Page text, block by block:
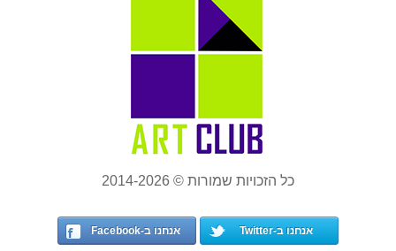
כל הזכויות שמורות © 2014-2026
אנחנו ב-Twitter אנחנו ב-Facebook